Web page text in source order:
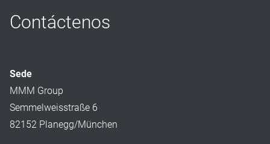
Contáctenos
Sede
MMM Group
Semmelweisstraße 6
82152 Planegg/München